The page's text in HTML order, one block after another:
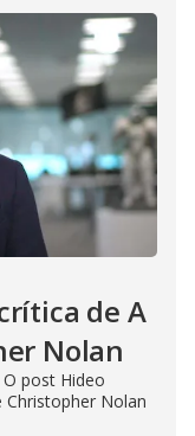
de A
Nolan
post Hideo
Christopher Nolan